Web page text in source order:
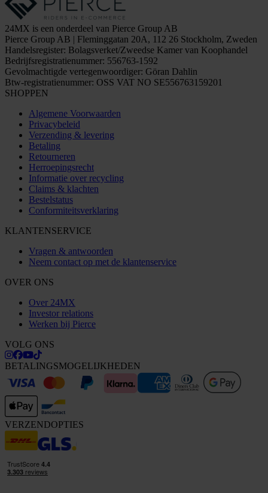
24MX is een onderdeel van Pierce Group AB
Pierce Group AB | Fleminggatan 20A, 112 26 Stockholm, Zweden
Handelsregister: Bolagsverket/Zweedse Kamer van Koophandel
Bedrijfsregistratienummer: 556763-1592
Gevolmachtigde vertegenwoordiger: Göran Dahlin
Btw-registratienummer: OSS VAT NO SE556763159201
SHOPPEN
Algemene Voorwaarden
Privacybeleid
Verzending & levering
Betaling
Retourneren
Herroepingsrecht
Informatie over recycling
Claims & klachten
Bestelstatus
Conformiteitsverklaring
KLANTENSERVICE
Vragen & antwoorden
Neem contact op met de klantenservice
OVER ONS
Over 24MX
Investor relations
Werken bij Pierce
VOLG ONS
BETALINGSMOGELIJKHEDEN
VERZENDOPTIES